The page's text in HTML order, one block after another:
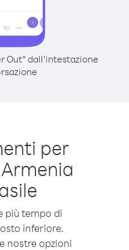
Out” dall’intestazione
per
più tempo di
inferiore.
nostre opzioni